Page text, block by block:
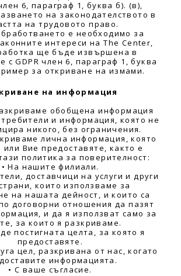
6, параграф 1, буква б). (в),
на законодателството в
на трудовото право.
е необходимо за
интереси на The Center,
ще бъде извършена в
с GDPR член 6, параграф 1, буква
за откриване на измами.
на информация
обобщена информация
и информация, която не
никого, без ограничения.
лична информация, която
Вие предоставяте, както е
политика за поверителност:
• На нашите филиали.
доставчици на услуги и други
които използваме за
на нашата дейност, и които са
договорни отношения да пазят
и да я използват само за
за които я разкриваме.
постигната целта, за която я
предоставяте.
цел, разкривана от нас, когато
информацията.
• С ваше съгласие.